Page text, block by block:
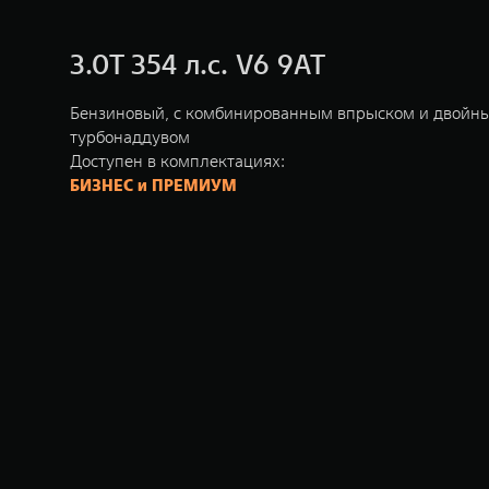
3.0T 354 л.с. V6 9AT
Бензиновый, с комбинированным впрыском и
турбонаддувом
Доступен в комплектациях:
БИЗНЕС и ПРЕМИУМ